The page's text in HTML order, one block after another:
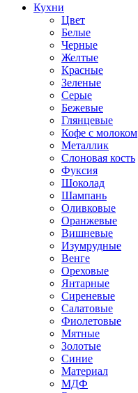
Кухни
Цвет
Белые
Черные
Желтые
Красные
Зеленые
Серые
Бежевые
Глянцевые
Кофе с молоком
Металлик
Слоновая кость
Фуксия
Шоколад
Шампань
Оливковые
Оранжевые
Вишневые
Изумрудные
Венге
Ореховые
Янтарные
Сиреневые
Салатовые
Фиолетовые
Мятные
Золотые
Синие
Материал
МДФ